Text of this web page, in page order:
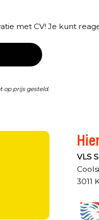
met CV! Je kunt
op prijs gesteld.
VLS
3011